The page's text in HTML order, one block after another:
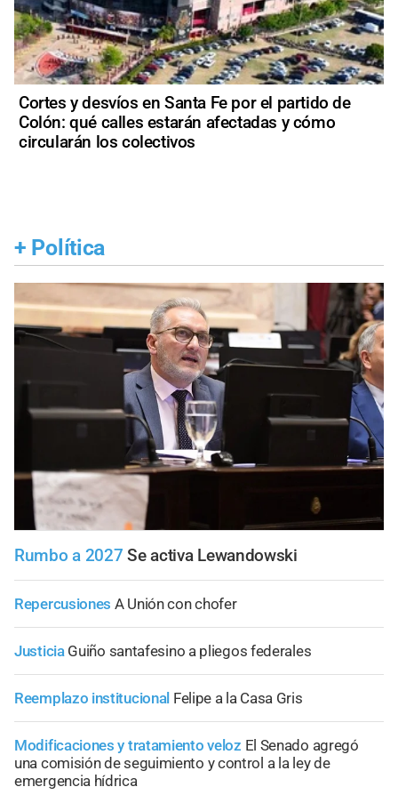
Cortes y desvíos en Santa Fe por el partido de
Colón: qué calles estarán afectadas y cómo
circularán los colectivos
+ Política
Rumbo a 2027 Se activa Lewandowski
Repercusiones A Unión con chofer
Justicia Guiño santafesino a pliegos federales
Reemplazo institucional Felipe a la Casa Gris
Modificaciones y tratamiento veloz El Senado agregó
una comisión de seguimiento y control a la ley de
emergencia hídrica